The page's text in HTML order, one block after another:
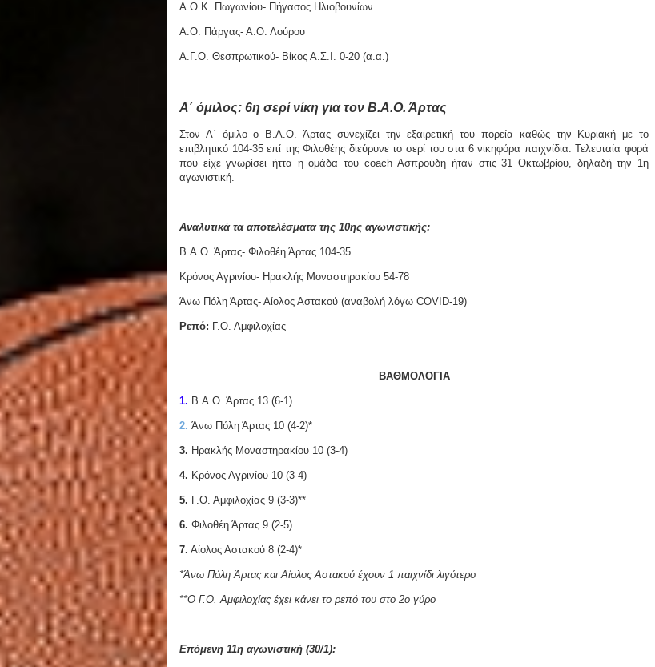
Α.Ο.Κ. Πωγωνίου- Πήγασος Ηλιοβουνίων
Α.Ο. Πάργας- Α.Ο. Λούρου
Α.Γ.Ο. Θεσπρωτικού- Βίκος Α.Σ.Ι. 0-20 (α.α.)
Α΄ όμιλος: 6η σερί νίκη για τον Β.Α.Ο. Άρτας
Στον Α΄ όμιλο ο Β.Α.Ο. Άρτας συνεχίζει την εξαιρετική του πορεία καθώς την Κυριακή με το
επιβλητικό 104-35 επί της Φιλοθέης διεύρυνε το σερί του στα 6 νικηφόρα παιχνίδια. Τελευταία φορά
που είχε γνωρίσει ήττα η ομάδα του coach Ασπρούδη ήταν στις 31 Οκτωβρίου, δηλαδή την 1η
αγωνιστική.
Αναλυτικά τα αποτελέσματα της 10ης αγωνιστικής:
Β.Α.Ο. Άρτας- Φιλοθέη Άρτας 104-35
Κρόνος Αγρινίου- Ηρακλής Μοναστηρακίου 54-78
Άνω Πόλη Άρτας- Αίολος Αστακού (αναβολή λόγω COVID-19)
Ρεπό: Γ.Ο. Αμφιλοχίας
ΒΑΘΜΟΛΟΓΙΑ
1. Β.Α.Ο. Άρτας 13 (6-1)
2. Άνω Πόλη Άρτας 10 (4-2)*
3. Ηρακλής Μοναστηρακίου 10 (3-4)
4. Κρόνος Αγρινίου 10 (3-4)
5. Γ.Ο. Αμφιλοχίας 9 (3-3)**
6. Φιλοθέη Άρτας 9 (2-5)
7. Αίολος Αστακού 8 (2-4)*
*Άνω Πόλη Άρτας και Αίολος Αστακού έχουν 1 παιχνίδι λιγότερο
**Ο Γ.Ο. Αμφιλοχίας έχει κάνει το ρεπό του στο 2ο γύρο
Επόμενη 11η αγωνιστική (30/1):